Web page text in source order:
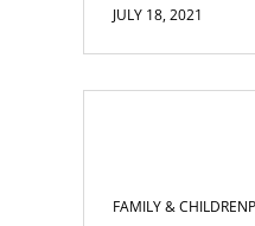
JULY 18, 2021
FAMILY & CHILDREN